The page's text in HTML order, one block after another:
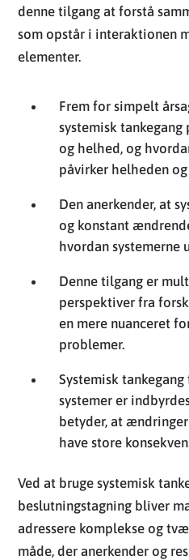
denne tilgang at forstå
som opstår i interaktionen
elementer.
Frem for simpelt
systemisk
og helhed, og
påvirker helheden
Den anerkender, at
og konstant
hvordan systemerne
Denne tilgang er
perspektiver fra
en mere nuanceret
problemer.
Systemisk
systemer er
betyder, at
have store
Ved at bruge systemisk
beslutningstagning bliver
adressere komplekse og
måde, der anerkender og